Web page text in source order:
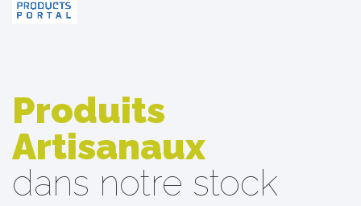
Produits
Artisanaux
dans notre stock